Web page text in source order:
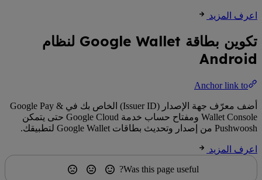
اعرف المزيد
تكوين بطاقة Google Wallet لنظام
Android
Anchor link to
أضف معرّف جهة الإصدار (Issuer ID) الخاص بك في Google Pay &
Wallet Console ومفتاح حساب خدمة Google Cloud حتى يتمكن
Pushwoosh من إصدار وتحديث بطاقات Google Wallet لتطبيقك.
اعرف المزيد
Was this page useful?